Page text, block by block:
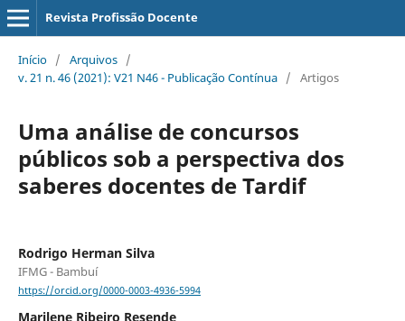
Revista Profissão Docente
Início / Arquivos /
v. 21 n. 46 (2021): V21 N46 - Publicação Contínua / Artigos
Uma análise de concursos
públicos sob a perspectiva dos
saberes docentes de Tardif
Rodrigo Herman Silva
IFMG - Bambuí
https://orcid.org/0000-0003-4936-5994
Marilene Ribeiro Resende